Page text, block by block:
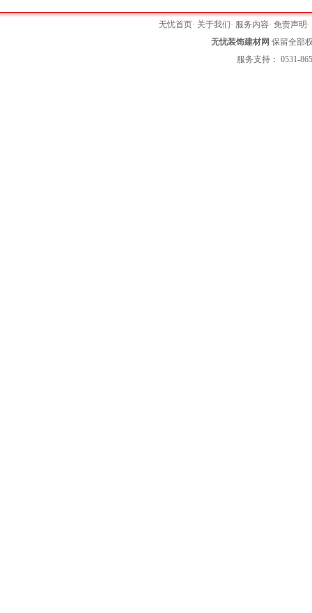
无忧首页· 关于我们· 服务内容·免责声明 ·
无忧装饰建材网 保留全部
服务支持： 0531-